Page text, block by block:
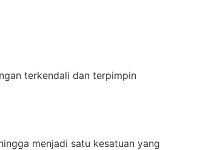
terkendali dan terpimpin
menjadi satu kesatuan yang